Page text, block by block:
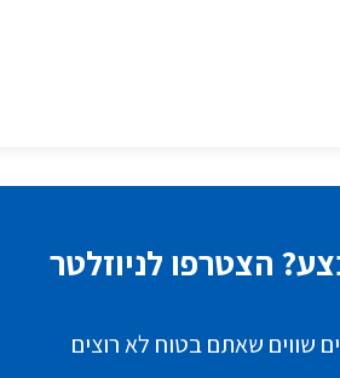
הצטרפו לניוזלטר
שווים שאתם בטוח לא רוצים